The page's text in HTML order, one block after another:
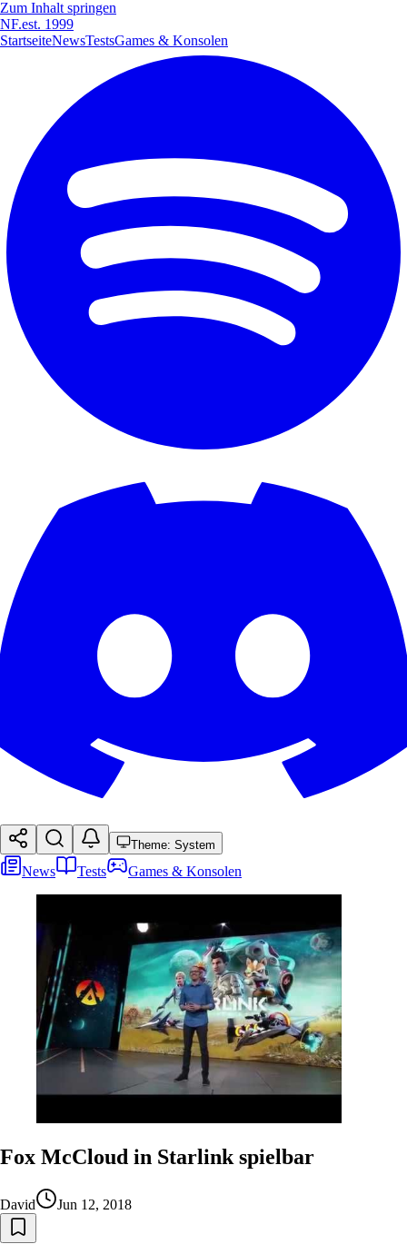
Zum Inhalt springen
NF.est. 1999
StartseiteNewsTestsGames & Konsolen
Theme: System
News Tests Games & Konsolen
Fox McCloud in Starlink spielbar
David Jun 12, 2018